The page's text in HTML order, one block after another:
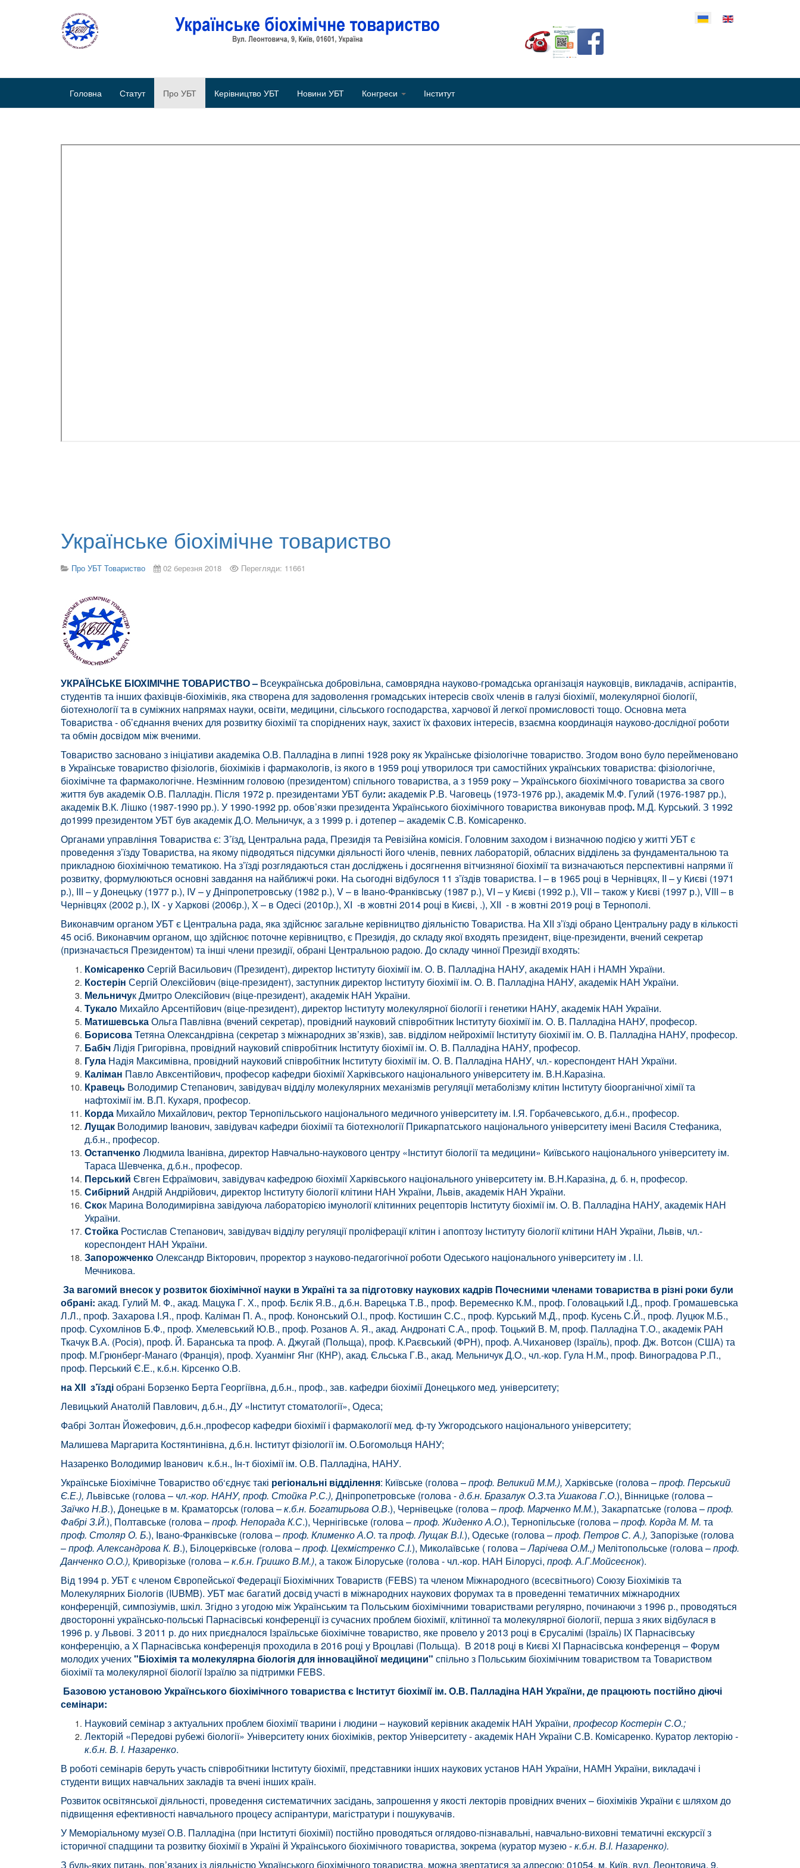
Головна Статут Про УБТ Керівництво УБТ Новини УБТ Конгреси Інститут
Українське біохімічне товариство
Про УБТ Товариство 02 березня 2018 Перегляди: 11661
УКРАЇНСЬКЕ БІОХІМІЧНЕ ТОВАРИСТВО – Всеукраїнська добровільна, самоврядна науково-громадська організація науковців, викладачів, аспірантів,
студентів та інших фахівців-біохіміків, яка створена для задоволення громадських інтересів своїх членів в галузі біохімії, молекулярної біології,
біотехнології та в суміжних напрямах науки, освіти, медицини, сільського господарства, харчової й легкої промисловості тощо. Основна мета
Товариства - об’єднання вчених для розвитку біохімії та споріднених наук, захист їх фахових інтересів, взаємна координація науково-дослідної роботи
та обмін досвідом між вченими.
Товариство засновано з ініціативи академіка О.В. Палладіна в липні 1928 року як Українське фізіологічне товариство. Згодом воно було перейменовано
в Українське товариство фізіологів, біохіміків і фармакологів, із якого в 1959 році утворилося три самостійних українських товариства: фізіологічне,
біохімічне та фармакологічне. Незмінним головою (президентом) спільного товариства, а з 1959 року – Українського біохімічного товариства за свого
життя був академік О.В. Палладін. Після 1972 р. президентами УБТ були: академік Р.В. Чаговець (1973-1976 рр.), академік М.Ф. Гулий (1976-1987 рр.),
академік В.К. Лішко (1987-1990 рр.). У 1990-1992 рр. обов’язки президента Українського біохімічного товариства виконував проф. М.Д. Курський. З 1992
до1999 президентом УБТ був академік Д.О. Мельничук, а з 1999 р. і дотепер – академік С.В. Комісаренко.
Органами управління Товариства є: З’їзд, Центральна рада, Президія та Ревізійна комісія. Головним заходом і визначною подією у житті УБТ є
проведення з’їзду Товариства, на якому підводяться підсумки діяльності його членів, певних лабораторій, обласних відділень за фундаментальною та
прикладною біохімічною тематикою. На з’їзді розглядаються стан досліджень і досягнення вітчизняної біохімії та визначаються перспективні напрями її
розвитку, формулюються основні завдання на найближчі роки. На сьогодні відбулося 11 з’їздів товариства. І – в 1965 році в Чернівцях, ІІ – у Києві (1971
р.), ІІІ – у Донецьку (1977 р.), IV – у Дніпропетровську (1982 р.), V – в Івано-Франківську (1987 р.), VI – у Києві (1992 р.), VII – також у Києві (1997 р.), VIII – в
Чернівцях (2002 р.), IX - у Харкові (2006р.), Х – в Одесі (2010р.), ХІ -в жовтні 2014 році в Києві, .), ХІІ - в жовтні 2019 році в Тернополі.
Виконавчим органом УБТ є Центральна рада, яка здійснює загальне керівництво діяльністю Товариства. На XІІ з’їзді обрано Центральну раду в кількості
45 осіб. Виконавчим органом, що здійснює поточне керівництво, є Президія, до складу якої входять президент, віце-президенти, вчений секретар
(призначається Президентом) та інші члени президії, обрані Центральною радою. До складу чинної Президії входять:
КомісаренкоСергій Васильович (Президент), директор Інституту біохімії ім. О. В. Палладіна НАНУ, академік НАН і НАМН України.
Костерін Сергій Олексійович (віце-президент), заступник директор Інституту біохімії ім. О. В. Палладіна НАНУ, академік НАН України.
Мельничук Дмитро Олексійович (віце-президент), академік НАН України.
Тукало Михайло Арсентійович (віце-президент), директор Інституту молекулярної біології і генетики НАНУ, академік НАН України.
МатишевськаОльга Павлівна (вчений секретар), провідний науковий співробітник Інституту біохімії ім. О. В. Палладіна НАНУ, професор.
БорисоваТетяна Олександрівна (секретар з міжнародних зв’язків), зав. відділом нейрохімії Інституту біохімії ім. О. В. Палладіна НАНУ, професор.
БабічЛідія Григорівна, провідний науковий співробітник Інституту біохімії ім. О. В. Палладіна НАНУ, професор.
Гула Надія Максимівна, провідний науковий співробітник Інституту біохімії ім. О. В. Палладіна НАНУ, чл.- кореспондент НАН України.
Каліман Павло Авксентійович, професор кафедри біохімії Харківського національного університету ім. В.Н.Каразіна.
Кравець Володимир Степанович, завідувач відділу молекулярних механізмів регуляції метаболізму клітин Інституту біоорганічної хімії та
нафтохімії ім. В.П. Кухаря, професор.
Корда Михайло Михайлович, ректор Тернопільського національного медичного університету ім. І.Я. Горбачевського, д.б.н., професор.
Лущак Володимир Іванович, завідувач кафедри біохімії та біотехнології Прикарпатського національного університету імені Василя Стефаника,
д.б.н., професор.
ОстапченкоЛюдмила Іванівна, директор Навчально-наукового центру «Інститут біології та медицини» Київського національного університету ім.
Тараса Шевченка, д.б.н., професор.
Перський Євген Ефраїмович, завідувач кафедрою біохімії Харківського національного університету ім. В.Н.Каразіна, д. б. н, професор.
Сибірний Андрій Андрійович, директор Інституту біології клітини НАН України, Львів, академік НАН України.
Скок Марина Володимирівна завідуюча лабораторією імунології клітинних рецепторів Інституту біохімії ім. О. В. Палладіна НАНУ, академік НАН
України.
Стойка Ростислав Степанович, завідувач відділу регуляції проліферації клітин і апоптозу Інституту біології клітини НАН України, Львів, чл.-
кореспондент НАН України.
ЗапорожченкоОлександр Вікторович, проректор з науково-педагогічної роботи Одеського національного університету ім . І.І.
Мечникова.
За вагомий внесок у розвиток біохімічної науки в Україні та за підготовку наукових кадрів Почесними членами товариства в різні роки були
обрані: акад. Гулий М. Ф., акад. Мацука Г. Х., проф. Бєлік Я.В., д.б.н. Варецька Т.В., проф. Веремеєнко К.М., проф. Головацький І.Д., проф. Громашевська
Л.Л., проф. Захарова І.Я., проф. Каліман П. А., проф. Кононський О.І., проф. Костишин С.С., проф. Курський М.Д., проф. Кусень С.Й., проф. Луцюк М.Б.,
проф. Сухомлінов Б.Ф., проф. Хмелевський Ю.В., проф. Розанов А. Я., акад. Андронаті С.А., проф. Тоцький В. М, проф. Палладіна Т.О., академік РАН
Ткачук В.А. (Росія), проф. Й. Баранська та проф. А. Джугай (Польща), проф. К.Раєвський (ФРН), проф. А.Чихановер (Ізраїль), проф. Дж. Вотсон (США) та
проф. М.Грюнберг-Манаго (Франція), проф. Хуанмінг Янг (КНР), акад. Єльська Г.В., акад. Мельничук Д.О., чл.-кор. Гула Н.М., проф. Виноградова Р.П.,
проф. Перський Є.Е., к.б.н. Кірсенко О.В.
на ХІІ з’їздіобрані Борзенко Берта Георгіївна, д.б.н., проф., зав. кафедри біохімії Донецького мед. університету;
Левицький Анатолій Павлович, д.б.н., ДУ «Інститут стоматології», Одеса;
Фабрі Золтан Йожефович, д.б.н.,професор кафедри біохімії і фармакології мед. ф-ту Ужгородського національного університету;
Малишева Маргарита Костянтинівна, д.б.н. Інститут фізіології ім. О.Богомольця НАНУ;
Назаренко Володимир Іванович к.б.н., Ін-т біохімії ім. О.В. Палладіна, НАНУ.
Українське Біохімічне Товариство об‘єднує такі регіональні відділення: Київське (голова –проф. Великий М.М.), Харківське (голова –проф. Перський
Є.Е.), Львівське (голова – чл.-кор. НАНУ, проф. Стойка Р.С.), Дніпропетровське (голова -д.б.н. Бразалук О.З.таУшакова Г.О.), Вінницьке (голова –
Заїчко Н.В.), Донецьке в м. Краматорськ (голова– к.б.н. БогатирьоваО.В.), Чернівецьке (голова –проф. Марченко М.М.), Закарпатське (голова –проф.
Фабрі З.Й.), Полтавське (голова –проф. Непорада К.С.), Чернігівське (голова –проф. Жиденко А.О.), Тернопільське (голова –проф. Корда М. М. та
проф. Столяр О. Б.), Івано-Франківське (голова –проф. Клименко А.О. тапроф. Лущак В.І.), Одеське (голова –проф. Петров С. А.), Запорізьке (голова
–проф. Александрова К. В.), Білоцерківське (голова –проф. Цехмістренко С.І.), Миколаївське ( голова –Ларічева О.М.,) Мелітопольське (голова –проф.
Данченко О.О.), Криворізьке (голова –к.б.н. Гришко В.М.), а також Білоруське (голова - чл.-кор. НАН Білорусі, проф. А.Г.Мойсеєнок).
Від 1994 р. УБТ є членом Європейської Федерації Біохімічних Товариств (FEBS) та членом Міжнародного (всесвітнього) Союзу Біохіміків та
Молекулярних Біологів (IUBMB). УБТ має багатий досвід участі в міжнародних наукових форумах та в проведенні тематичних міжнародних
конференцій, симпозіумів, шкіл. Згідно з угодою між Українським та Польським біохімічними товариствами регулярно, починаючи з 1996 р., проводяться
двосторонні українсько-польські Парнасівські конференції із сучасних проблем біохімії, клітинної та молекулярної біології, перша з яких відбулася в
1996 р. у Львові. З 2011 р. до них приєдналося Ізраїльське біохімічне товариство, яке провело у 2013 році в Єрусалімі (Ізраїль) ІХ Парнасівську
конференцію, а Х Парнасівська конференція проходила в 2016 році у Вроцлаві (Польща). В 2018 році в Києві ХІ Парнасівська конференця – Форум
молодих учених"Біохімія та молекулярна біологія для інноваційної медицини" спільно з Польським біохімічним товариством та Товариством
біохімії та молекулярної біології Ізраїлю за підтримки FEBS.
Базовою установою Українського біохімічного товариства є Інститут біохімії ім. О.В. Палладіна НАН України, де працюють постійно діючі
семінари:
Науковий семінар з актуальних проблем біохімії тварини і людини – науковий керівник академік НАН України, професор Костерін С.О.;
Лекторій «Передові рубежі біології» Університету юних біохіміків, ректор Університету - академік НАН України С.В. Комісаренко. Куратор лекторію-
к.б.н. В. І. Назаренко.
В роботі семінарів беруть участь співробітники Інституту біохімії, представники інших наукових установ НАН України, НАМН України, викладачі і
студенти вищих навчальних закладів та вчені інших країн.
Розвиток освітянської діяльності, проведення систематичних засідань, запрошення у якості лекторів провідних вчених – біохіміків України є шляхом до
підвищення ефективності навчального процесу аспірантури, магістратури і пошукувачів.
У Меморіальному музеї О.В. Палладіна (при Інституті біохімії) постійно проводяться оглядово-пізнавальні, навчально-виховні тематичні екскурсії з
історичної спадщини та розвитку біохімії в Україні й Українського біохімічного товариства, зокрема (куратор музею -к.б.н. В.І. Назаренко).
З будь-яких питань, пов’язаних із діяльністю Українського біохімічного товариства, можна звертатися за адресою: 01054, м. Київ, вул. Леонтовича, 9,